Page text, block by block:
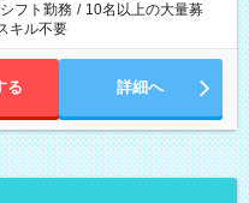
シフト勤務 / 10名以上の大量募
キル不要
る 詳細へ